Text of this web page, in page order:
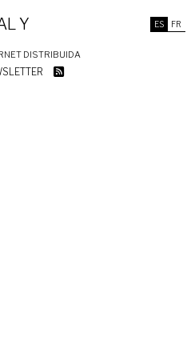
ES FR
Y
DISTRIBUIDA